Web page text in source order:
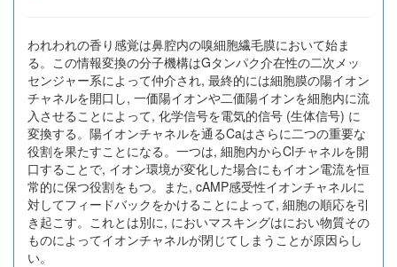
われわれの香り感覚は鼻腔内の嗅細胞繊毛膜において始ま
る。この情報変換の分子機構はGタンパク介在性の二次メッ
センジャー系によって仲介され, 最終的には細胞膜の陽イオン
チャネルを開口し, 一価陽イオンや二価陽イオンを細胞内に流
入させることによって, 化学信号を電気的信号 (生体信号) に
変換する。陽イオンチャネルを通るCaはさらに二つの重要な
役割を果たすことになる。一つは, 細胞内からClチャネルを開
口することで, イオン環境が変化した場合にもイオン電流を恒
常的に保つ役割をもつ。また, cAMP感受性イオンチャネルに
対してフィードバックをかけることによって, 細胞の順応を引
き起こす。これとは別に, においマスキングはにおい物質その
ものによってイオンチャネルが閉じてしまうことが原因らし
い。